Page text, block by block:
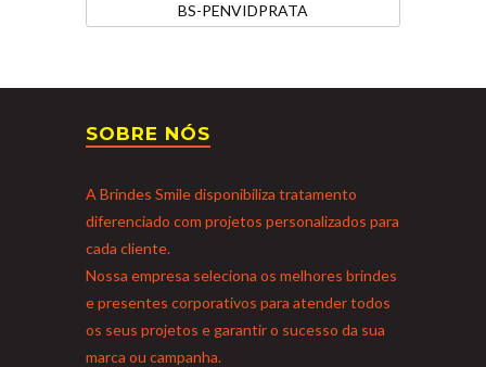
BS-PENVIDPRATA
SOBRE NÓS
A Brindes Smile disponibiliza tratamento
diferenciado com projetos personalizados para
cada cliente.
Nossa empresa seleciona os melhores brindes
e presentes corporativos para atender todos
os seus projetos e garantir o sucesso da sua
marca ou campanha.